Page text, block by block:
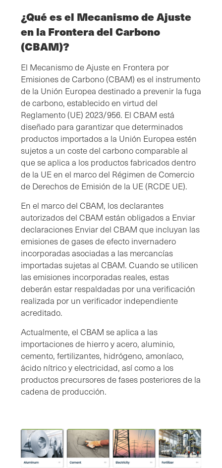
¿Qué es el Mecanismo de Ajuste
en la Frontera del Carbono
(CBAM)?
El Mecanismo de Ajuste en Frontera por
Emisiones de Carbono (CBAM) es el instrumento
de la Unión Europea destinado a prevenir la fuga
de carbono, establecido en virtud del
Reglamento (UE) 2023/956. El CBAM está
diseñado para garantizar que determinados
productos importados a la Unión Europea estén
sujetos a un coste del carbono comparable al
que se aplica a los productos fabricados dentro
de la UE en el marco del Régimen de Comercio
de Derechos de Emisión de la UE (RCDE UE).
En el marco del CBAM, los declarantes
autorizados del CBAM están obligados a Enviar
declaraciones Enviar del CBAM que incluyan las
emisiones de gases de efecto invernadero
incorporadas asociadas a las mercancías
importadas sujetas al CBAM. Cuando se utilicen
las emisiones incorporadas reales, estas
deberán estar respaldadas por una verificación
realizada por un verificador independiente
acreditado.
Actualmente, el CBAM se aplica a las
importaciones de hierro y acero, aluminio,
cemento, fertilizantes, hidrógeno, amoníaco,
ácido nítrico y electricidad, así como a los
productos precursores de fases posteriores de la
cadena de producción.